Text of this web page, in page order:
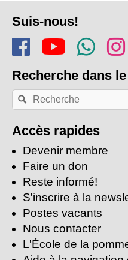
de
page
Suis-nous!
Rejoins-
Recherche dans
Recherche
par
clés:
Rechercher
Accès rapides
Devenir membre
Faire un don
Reste informé!
S'inscrire à la
Postes vacants
Nous contacter
L'École de la